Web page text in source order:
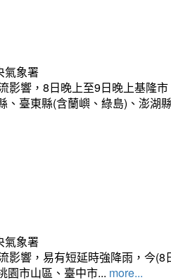
氣象署
影響，8日晚上至9日晚上基隆
、臺東縣(含蘭嶼、綠島)、澎湖
氣象署
影響，易有短延時強降雨，今
園市山區、臺中市... more...